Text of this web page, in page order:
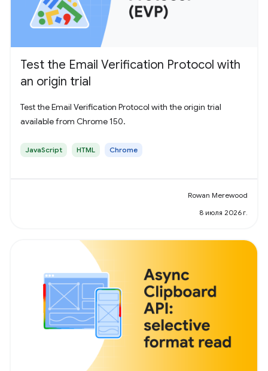
Test the Email Verification Protocol with
an origin trial
Test the Email Verification Protocol with the origin trial
available from Chrome 150.
JavaScript HTML Chrome
Rowan Merewood
8 июля 2026 г.